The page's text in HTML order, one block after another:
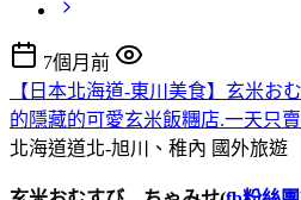
7個月前
【日本北海道-東川美食】玄米お
的隱藏的可愛玄米飯糰店.一天只
北海道道北-旭川、稚內 國外旅遊